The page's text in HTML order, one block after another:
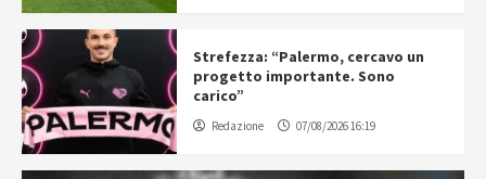
Strefezza: “Palermo, cercavo un
progetto importante. Sono
carico”
Redazione 07/08/2026 16:19